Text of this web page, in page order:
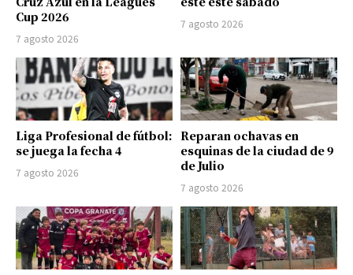
Cup 2026
7 agosto 2026
7 agosto 2026
Liga Profesional de fútbol:
se juega la fecha 4
7 agosto 2026
Reparan ochavas en
esquinas de la ciudad de 9
de Julio
7 agosto 2026